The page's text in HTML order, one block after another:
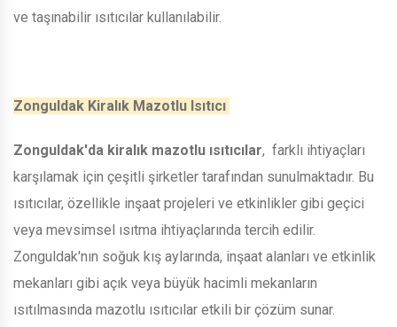
ve taşınabilir ısıtıcılar kullanılabilir.
Zonguldak Kiralık Mazotlu Isıtıcı
Zonguldak'da kiralık mazotlu ısıtıcılar, farklı ihtiyaçları
karşılamak için çeşitli şirketler tarafından sunulmaktadır. Bu
ısıtıcılar, özellikle inşaat projeleri ve etkinlikler gibi geçici
veya mevsimsel ısıtma ihtiyaçlarında tercih edilir.
Zonguldak'nın soğuk kış aylarında, inşaat alanları ve etkinlik
mekanları gibi açık veya büyük hacimli mekanların
ısıtılmasında mazotlu ısıtıcılar etkili bir çözüm sunar.